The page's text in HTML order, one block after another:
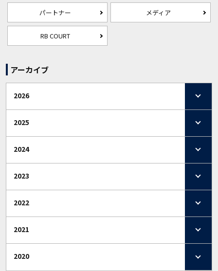
パートナー メディア
RB COURT
アーカイブ
2026
2025
2024
2023
2022
2021
2020